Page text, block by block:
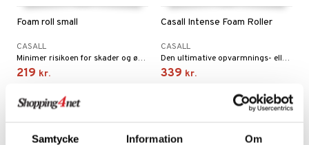
Samtycke Information Om
Foam roll small
CASALL
Minimer risikoen for skader og øg bevægeligheden. Til opvarmning og restitution. Længde 31 cm.
219 kr.
Casall Intense Foam Roller
CASALL
Den ultimative opvarmnings- eller restitutionprodukt til højintensiv træning.
339 kr.